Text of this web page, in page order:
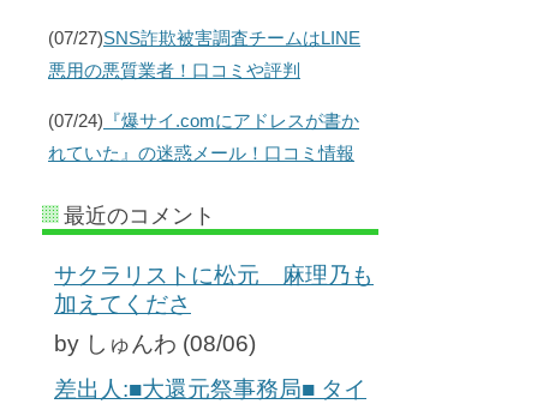
(07/27)SNS詐欺被害調査チームはLINE
悪用の悪質業者！口コミや評判
(07/24) 『爆サイ.comにアドレスが書か
れていた』の迷惑メール！口コミ情報
最近のコメント
サクラリストに松元 麻理乃も
加えてくださ
by しゅんわ (08/06)
差出人:■大還元祭事務局■ タイ